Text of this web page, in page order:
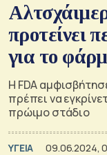
προτείνει
για το
Η FDA
πρέπει να
πρώιμο στάδιο
ΥΓΕΙΑ 09.06.2024,